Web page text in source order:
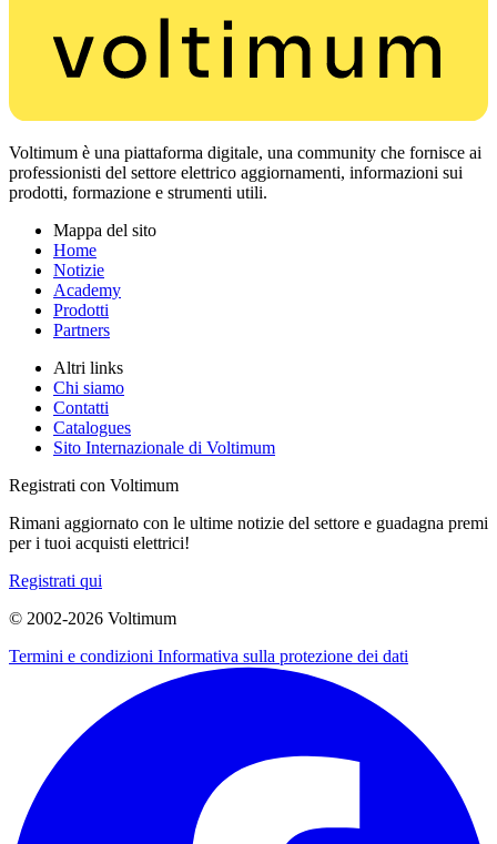
Voltimum è una piattaforma digitale, una community che fornisce ai
professionisti del settore elettrico aggiornamenti, informazioni sui
prodotti, formazione e strumenti utili.
Mappa del sito
Home
Notizie
Academy
Prodotti
Partners
Altri links
Chi siamo
Contatti
Catalogues
Sito Internazionale di Voltimum
Registrati con Voltimum
Rimani aggiornato con le ultime notizie del settore e guadagna premi
per i tuoi acquisti elettrici!
Registrati qui
© 2002-2026 Voltimum
Termini e condizioni Informativa sulla protezione dei dati